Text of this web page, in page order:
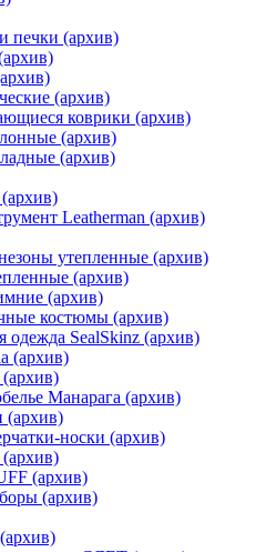
печки (архив)
(архив)
коврики (архив)
(архив)
(архив)
Leatherman (архив)
утепленные (архив)
(архив)
(архив)
костюмы (архив)
одежда SealSkinz (архив)
(архив)
Манарага (архив)
(архив)
носки (архив)
(архив)
(архив)